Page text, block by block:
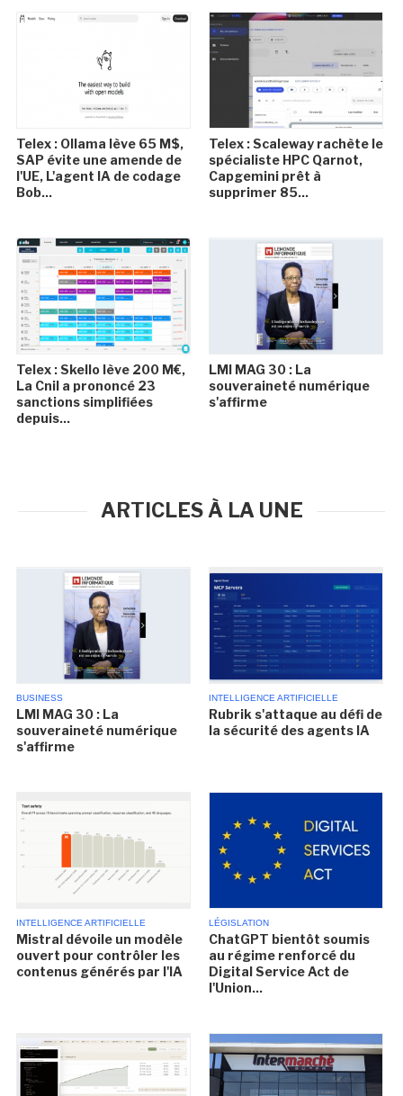
Telex : Ollama lève 65 M$,
SAP évite une amende de
l'UE, L'agent IA de codage
Bob...
Telex : Scaleway rachète le
spécialiste HPC Qarnot,
Capgemini prêt à
supprimer 85...
Telex : Skello lève 200 M€,
La Cnil a prononcé 23
sanctions simplifiées
depuis...
LMI MAG 30 : La
souveraineté numérique
s'affirme
ARTICLES À LA UNE
BUSINESS
LMI MAG 30 : La
souveraineté numérique
s'affirme
INTELLIGENCE ARTIFICIELLE
Rubrik s'attaque au défi de
la sécurité des agents IA
INTELLIGENCE ARTIFICIELLE
Mistral dévoile un modèle
ouvert pour contrôler les
contenus générés par l'IA
LÉGISLATION
ChatGPT bientôt soumis
au régime renforcé du
Digital Service Act de
l'Union...